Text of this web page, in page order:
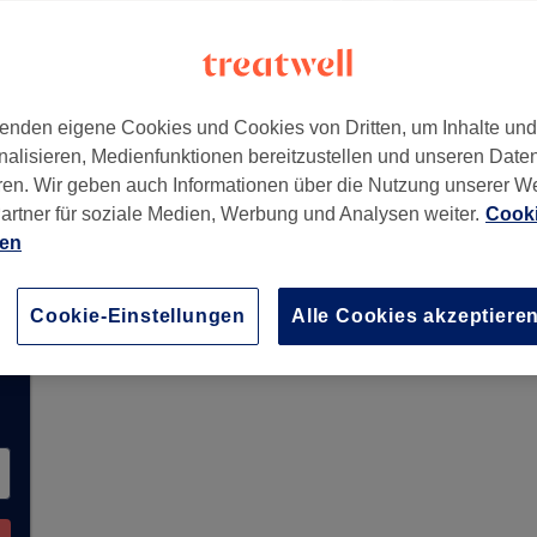
, 85276
keine Buchungen über Treatwell
in Ihrer Nähe zu finden.
eigene Cookies und Cookies von Dritten, um Inhalte
Medienfunktionen bereitzustellen und unseren
Wir geben auch Informationen über die Nutzung unserer
für soziale Medien, Werbung und Analysen weiter.
Cookie-Einstellungen Alle Cookies